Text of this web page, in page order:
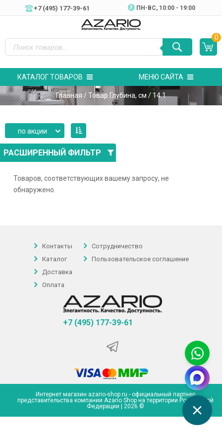
+7 (495) 177-39-61 ПН-ВC, 10:00 - 19:00
0
КАТАЛОГ ТОВАРОВ МЕНЮ САЙТА
Главная/ Товар Глубина, см / 14.1
РАСШИРЕННЫЙ ФИЛЬТР
по акции
Товаров, соответствующих вашему запросу, не
обнаружено.
Контакты
Каталог
Доставка
Оплата
Сотрудничество
Пользовательское соглашение
+7 (495) 177-39-61
Интернет магазин azario-shop.ru - официальный партнер
представительства компании Azario Shop на территории Российской
Федерации | 2026 ©